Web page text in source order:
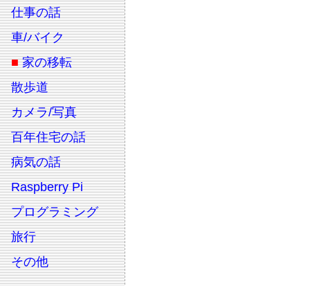
仕事の話
車/バイク
■ 家の移転
散歩道
カメラ/写真
百年住宅の話
病気の話
Raspberry Pi
プログラミング
旅行
その他